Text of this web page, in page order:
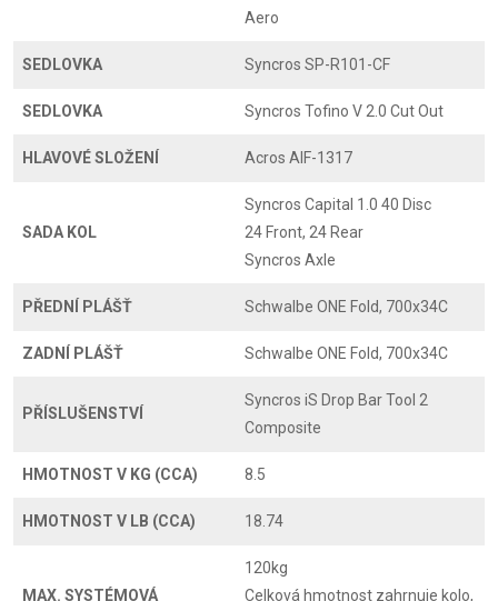
Aero
SEDLOVKA Syncros SP-R101-CF
SEDLOVKA Syncros Tofino V 2.0 Cut Out
HLAVOVÉ SLOŽENÍ Acros AIF-1317
SADA KOL
Syncros Capital 1.0 40 Disc
24 Front, 24 Rear
Syncros Axle
PŘEDNÍ PLÁŠŤ Schwalbe ONE Fold, 700x34C
ZADNÍ PLÁŠŤ Schwalbe ONE Fold, 700x34C
PŘÍSLUŠENSTVÍ
Syncros iS Drop Bar Tool 2
Composite
HMOTNOST V KG (CCA) 8.5
HMOTNOST V LB (CCA) 18.74
MAX. SYSTÉMOVÁ
120kg
Celková hmotnost zahrnuje kolo,